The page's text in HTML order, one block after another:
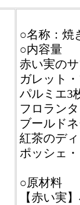
○名称：焼
○内容量
赤い実の
ガレット
パルミエ3
フロラン
ブールド
紅茶のデ
ポッシェ
○原材料
【赤い実